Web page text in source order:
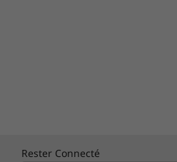
logiciel et matériel avec
Rester Connecté